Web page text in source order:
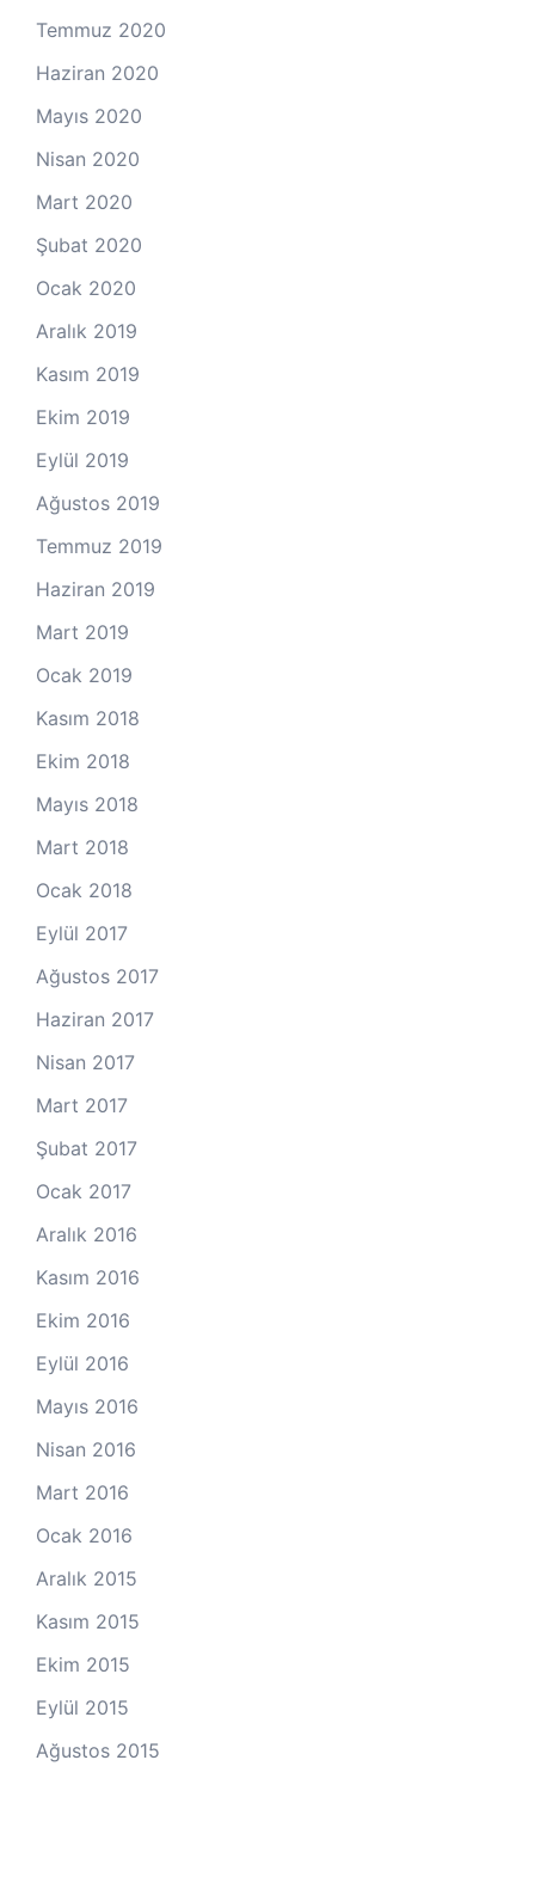
Temmuz 2020
Haziran 2020
Mayıs 2020
Nisan 2020
Mart 2020
Şubat 2020
Ocak 2020
Aralık 2019
Kasım 2019
Ekim 2019
Eylül 2019
Ağustos 2019
Temmuz 2019
Haziran 2019
Mart 2019
Ocak 2019
Kasım 2018
Ekim 2018
Mayıs 2018
Mart 2018
Ocak 2018
Eylül 2017
Ağustos 2017
Haziran 2017
Nisan 2017
Mart 2017
Şubat 2017
Ocak 2017
Aralık 2016
Kasım 2016
Ekim 2016
Eylül 2016
Mayıs 2016
Nisan 2016
Mart 2016
Ocak 2016
Aralık 2015
Kasım 2015
Ekim 2015
Eylül 2015
Ağustos 2015